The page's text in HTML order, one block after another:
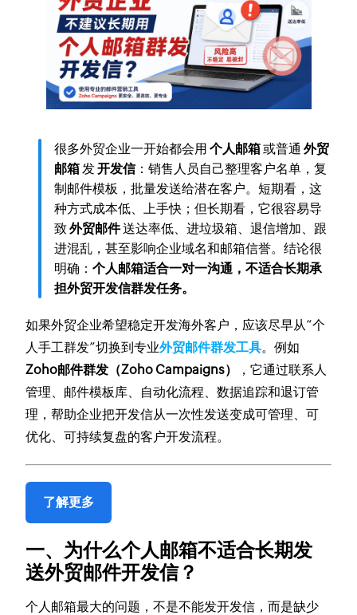
很多外贸企业一开始都会用个人邮箱或普通外贸
邮箱发开发信：销售人员自己整理客户名单，复
制邮件模板，批量发送给潜在客户。短期看，这
种方式成本低、上手快；但长期看，它很容易导
致外贸邮件送达率低、进垃圾箱、退信增加、跟
进混乱，甚至影响企业域名和邮箱信誉。结论很
明确：个人邮箱适合一对一沟通，不适合长期承
担外贸开发信群发任务。
如果外贸企业希望稳定开发海外客户，应该尽早从“个
人手工群发”切换到专业外贸邮件群发工具。例如
Zoho邮件群发（Zoho Campaigns）
，它通过联系人
管理、邮件模板库、自动化流程、数据追踪和退订管
理，帮助企业把开发信从一次性发送变成可管理、可
优化、可持续复盘的客户开发流程。
了解更多
一、为什么个人邮箱不适合长期发
送外贸邮件开发信？
个人邮箱最大的问题，不是不能发开发信，而是缺少